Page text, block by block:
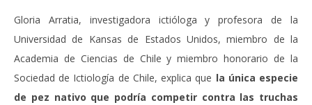
Gloria Arratia, investigadora ictióloga y profesora de la
Universidad de Kansas de Estados Unidos, miembro de la
Academia de Ciencias de Chile y miembro honorario de la
Sociedad de Ictiología de Chile, explica que la única especie
de pez nativo que podría competir contra las truchas